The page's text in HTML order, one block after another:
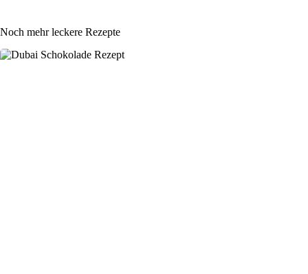
Noch mehr leckere Rezepte